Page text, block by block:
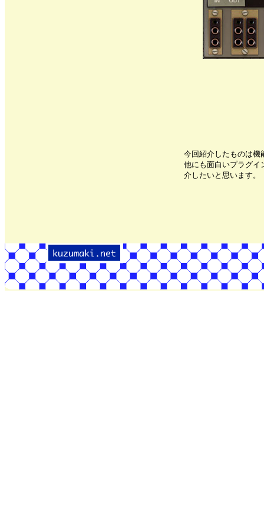
今回紹介したものは機
他にも面白いプラグイ
介したいと思います。